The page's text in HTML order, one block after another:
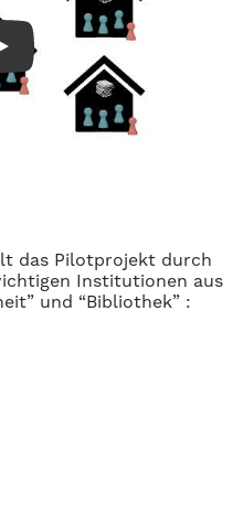
das Pilotprojekt durch
Institutionen aus
und “Bibliothek” :